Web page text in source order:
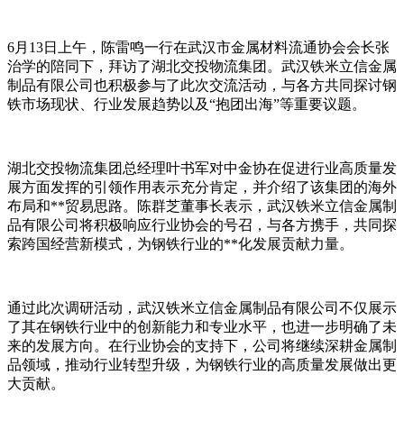
6月13日上午，陈雷鸣一行在武汉市金属材料流通协会会长张
治学的陪同下，拜访了湖北交投物流集团。武汉铁米立信金属
制品有限公司也积极参与了此次交流活动，与各方共同探讨钢
铁市场现状、行业发展趋势以及“抱团出海”等重要议题。
湖北交投物流集团总经理叶书军对中金协在促进行业高质量发
展方面发挥的引领作用表示充分肯定，并介绍了该集团的海外
布局和**贸易思路。陈群芝董事长表示，武汉铁米立信金属制
品有限公司将积极响应行业协会的号召，与各方携手，共同探
索跨国经营新模式，为钢铁行业的**化发展贡献力量。
通过此次调研活动，武汉铁米立信金属制品有限公司不仅展示
了其在钢铁行业中的创新能力和专业水平，也进一步明确了未
来的发展方向。在行业协会的支持下，公司将继续深耕金属制
品领域，推动行业转型升级，为钢铁行业的高质量发展做出更
大贡献。